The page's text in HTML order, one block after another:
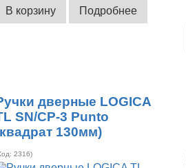
В корзину Подробнее
дверные LOGICA
SN/CP-3 Punto
130мм)
2316)